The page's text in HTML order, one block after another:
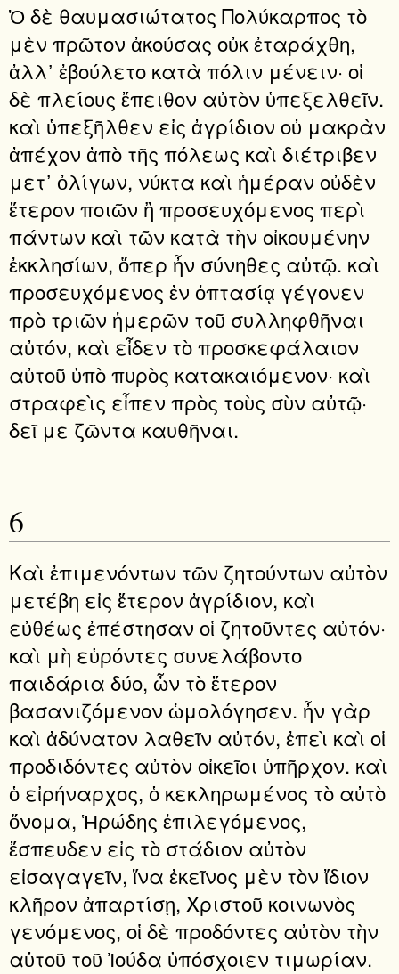
Ὁ δὲ θαυμασιώτατος Πολύκαρπος τὸ
μὲν πρῶτον ἀκούσας οὐκ ἐταράχθη,
ἀλλ᾿ ἐβούλετο κατὰ πόλιν μένειν· οἱ
δὲ πλείους ἔπειθον αὐτὸν ὑπεξελθεῖν.
καὶ ὑπεξῆλθεν εἰς ἀγρίδιον οὐ μακρὰν
ἀπέχον ἀπὸ τῆς πόλεως καὶ διέτριβεν
μετ᾿ ὀλίγων, νύκτα καὶ ἡμέραν οὐδὲν
ἕτερον ποιῶν ἢ προσευχόμενος περὶ
πάντων καὶ τῶν κατὰ τὴν οἰκουμένην
ἐκκλησίων, ὅπερ ἦν σύνηθες αὐτῷ. καὶ
προσευχόμενος ἐν ὀπτασίᾳ γέγονεν
πρὸ τριῶν ἡμερῶν τοῦ συλληφθῆναι
αὐτόν, καὶ εἶδεν τὸ προσκεφάλαιον
αὐτοῦ ὑπὸ πυρὸς κατακαιόμενον· καὶ
στραφεὶς εἶπεν πρὸς τοὺς σὺν αὐτῷ·
δεῖ με ζῶντα καυθῆναι.
6
Καὶ ἐπιμενόντων τῶν ζητούντων αὐτὸν
μετέβη εἰς ἕτερον ἀγρίδιον, καὶ
εὐθέως ἐπέστησαν οἱ ζητοῦντες αὐτόν·
καὶ μὴ εὑρόντες συνελάβοντο
παιδάρια δύο, ὧν τὸ ἕτερον
βασανιζόμενον ὡμολόγησεν. ἦν γὰρ
καὶ ἀδύνατον λαθεῖν αὐτόν, ἐπεὶ καὶ οἱ
προδιδόντες αὐτὸν οἰκεῖοι ὑπῆρχον. καὶ
ὁ εἰρήναρχος, ὁ κεκληρωμένος τὸ αὐτὸ
ὄνομα, Ἡρώδης ἐπιλεγόμενος,
ἔσπευδεν εἰς τὸ στάδιον αὐτὸν
εἰσαγαγεῖν, ἵνα ἐκεῖνος μὲν τὸν ἴδιον
κλῆρον ἀπαρτίσῃ, Χριστοῦ κοινωνὸς
γενόμενος, οἱ δὲ προδόντες αὐτὸν τὴν
αὐτοῦ τοῦ Ἰούδα ὑπόσχοιεν τιμωρίαν.